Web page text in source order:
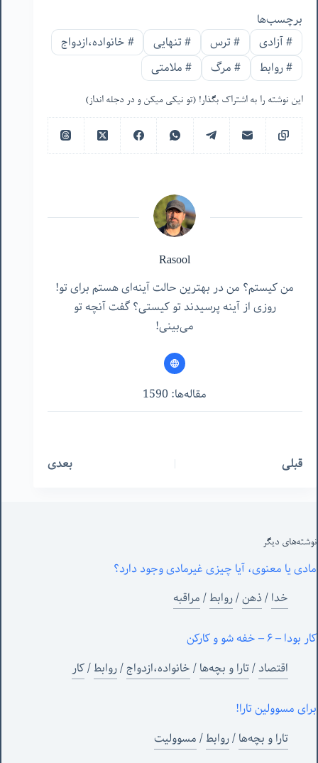
برچسب‌ها
#آزادی #ترس #تنهایی #خانواده،ازدواج
#روابط #مرگ #ملامتی
این نوشته را به اشتراک بگذار! (تو نیکی میکن و در دجله انداز)
Rasool
من کیستم؟ من در بهترین حالت آینه‌ای هستم برای تو!
روزی از آینه پرسیدند تو کیستی؟ گفت آنچه تو
می‌بینی!
مقاله‌ها: 1590
قبلی بعدی
نوشته‌های‌ دیگر
مادی یا معنوی، آیا چیزی غیرمادی وجود دارد؟
خدا/ذهن/روابط/مراقبه
کار بودا – ۶ – خفه شو و کارکن
اقتصاد/تارا و بچه‌ها/خانواده،ازدواج/روابط/کار
برای مسوولین تارا!
تارا و بچه‌ها/روابط/مسوولیت